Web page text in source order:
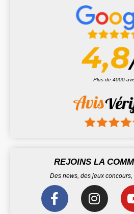
Plus de 4000
REJOINS LA
Des news, des jeux concours,